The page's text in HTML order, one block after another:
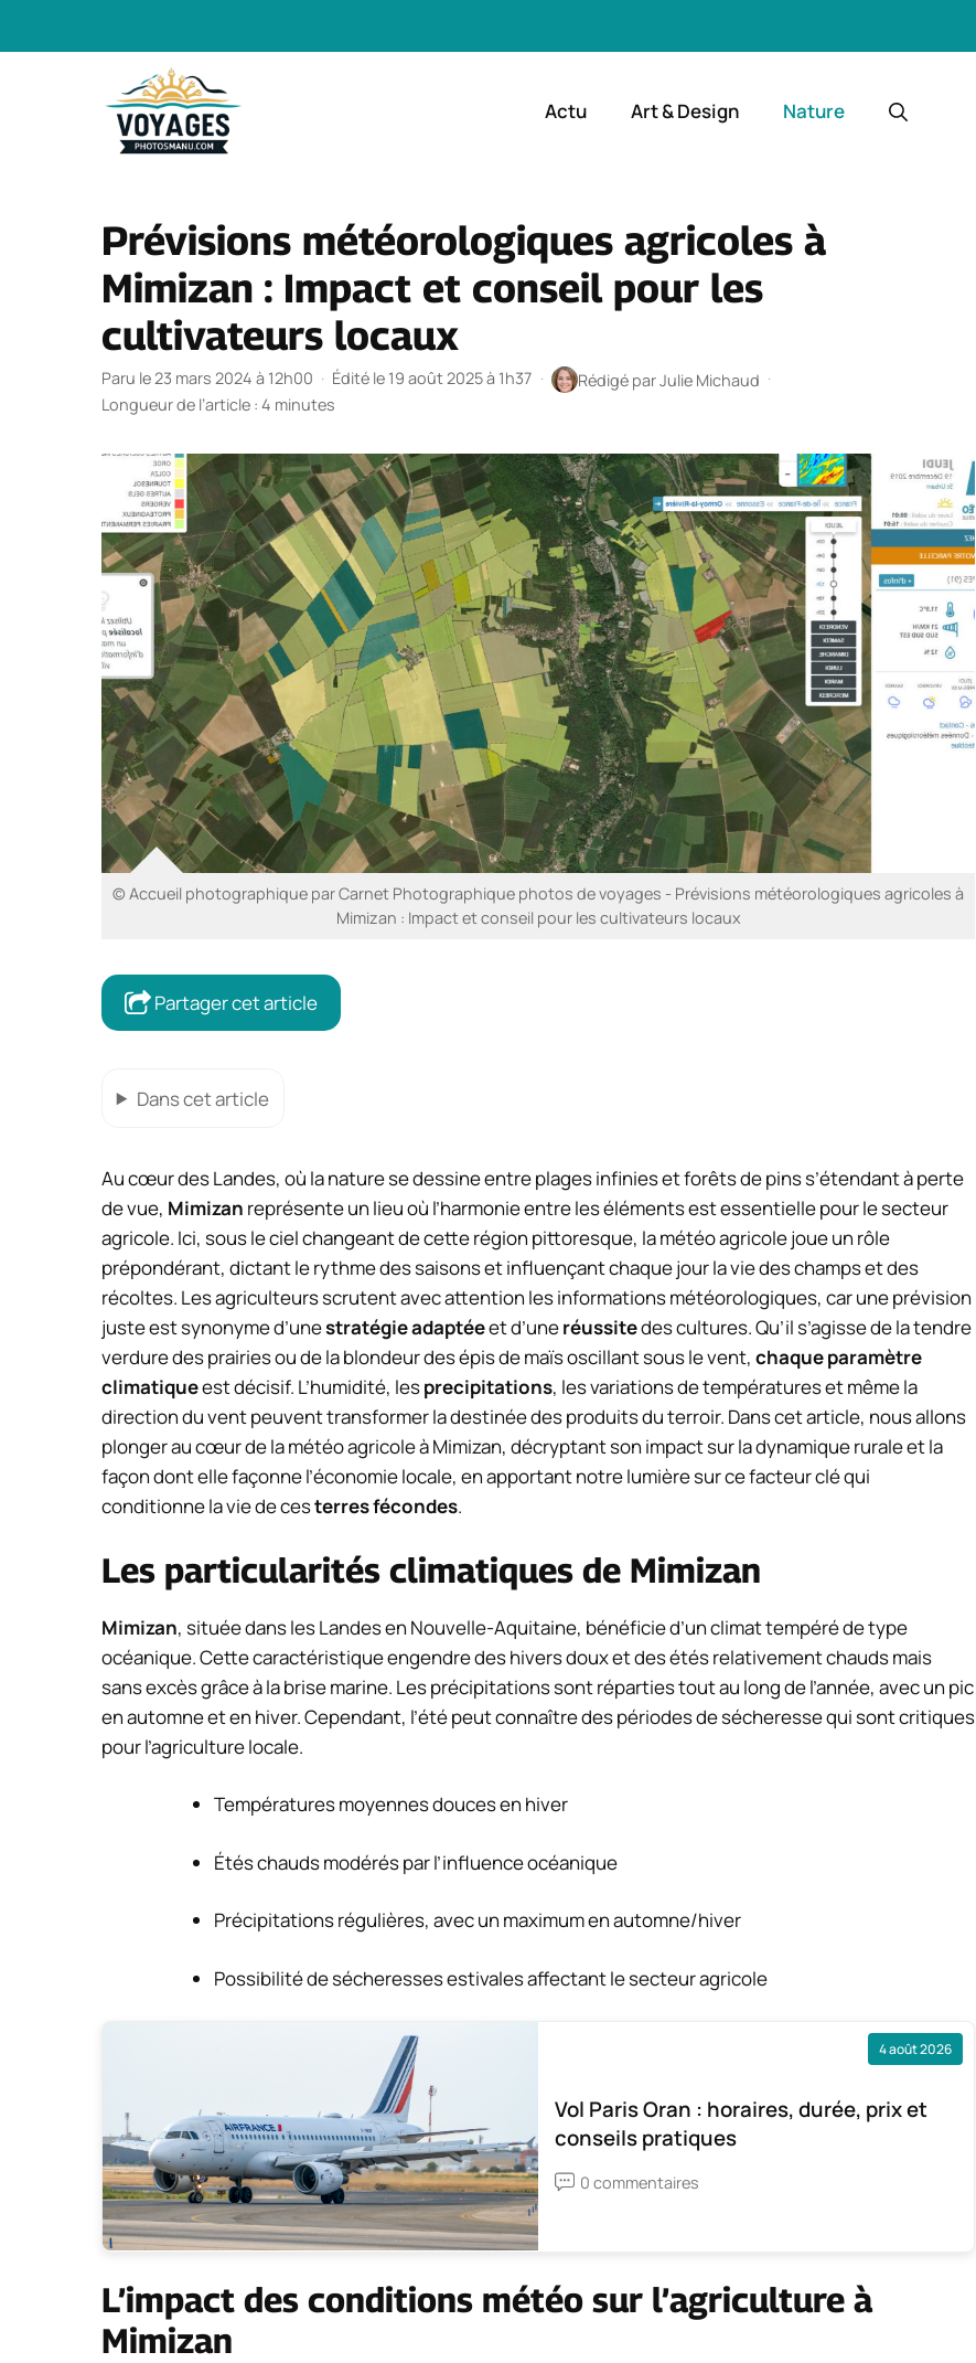
Actu Art & Design Nature
Prévisions météorologiques agricoles à
Mimizan : Impact et conseil pour les
cultivateurs locaux
Paru le 23 mars 2024 à 12h00 · Édité le 19 août 2025 à 1h37 · Rédigé parJulie Michaud ·
Longueur de l’article : 4 minutes
© Accueil photographique par Carnet Photographique photos de voyages - Prévisions météorologiques agricoles à
Mimizan : Impact et conseil pour les cultivateurs locaux
Partager cet article
Dans cet article
Au cœur des Landes, où la nature se dessine entre plages infinies et forêts de pins s’étendant à perte
de vue, Mimizan représente un lieu où l’harmonie entre les éléments est essentielle pour le secteur
agricole. Ici, sous le ciel changeant de cette région pittoresque, la météo agricole joue un rôle
prépondérant, dictant le rythme des saisons et influençant chaque jour la vie des champs et des
récoltes. Les agriculteurs scrutent avec attention les informations météorologiques, car une prévision
juste est synonyme d’unestratégie adaptéeet d’uneréussitedes cultures. Qu’il s’agisse de la tendre
verdure des prairies ou de la blondeur des épis de maïs oscillant sous le vent, chaque paramètre
climatiqueest décisif. L’humidité, lesprecipitations, les variations de températures et même la
direction du vent peuvent transformer la destinée des produits du terroir. Dans cet article, nous allons
plonger au cœur de la météo agricole à Mimizan, décryptant son impact sur la dynamique rurale et la
façon dont elle façonne l’économie locale, en apportant notre lumière sur ce facteur clé qui
conditionne la vie de cesterres fécondes.
Les particularités climatiques de Mimizan
Mimizan, située dans les Landes en Nouvelle-Aquitaine, bénéficie d’un climat tempéré de type
océanique. Cette caractéristique engendre des hivers doux et des étés relativement chauds mais
sans excès grâce à la brise marine. Les précipitations sont réparties tout au long de l’année, avec un pic
en automne et en hiver. Cependant, l’été peut connaître des périodes de sécheresse qui sont critiques
pour l’agriculture locale.
Températures moyennes douces en hiver
Étés chauds modérés par l’influence océanique
Précipitations régulières, avec un maximum en automne/hiver
Possibilité de sécheresses estivales affectant le secteur agricole
4 août 2026
Vol Paris Oran : horaires, durée, prix et
conseils pratiques
0 commentaires
L’impact des conditions météo sur l’agriculture à
Mimizan